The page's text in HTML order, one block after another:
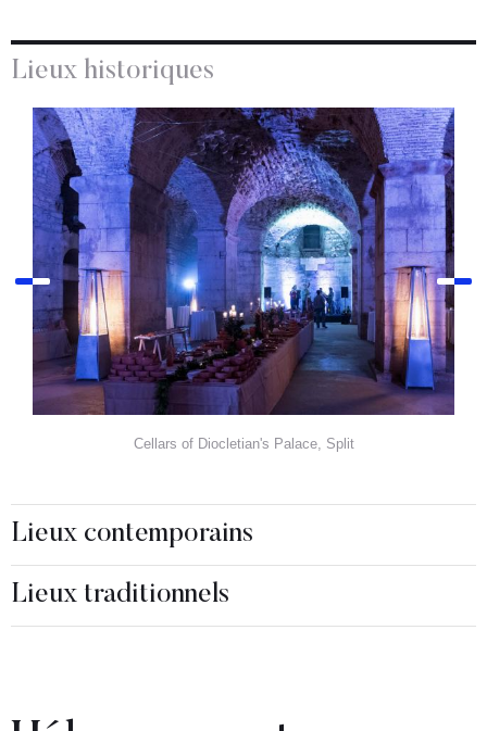
Lieux historiques
Cellars of Diocletian's Palace, Split
Lieux contemporains
Lieux traditionnels